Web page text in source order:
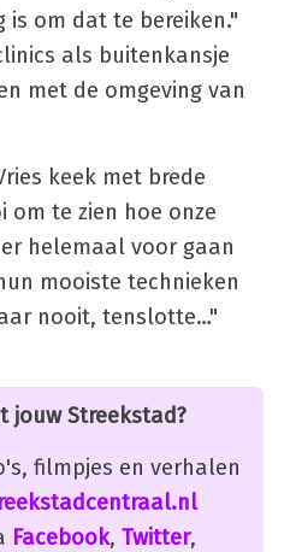
is om dat te bereiken."
als buitenkansje
met de omgeving van
keek met brede
om te zien hoe onze
helemaal voor gaan
mooiste technieken
nooit, tenslotte…"
jouw Streekstad?
filmpjes en verhalen
Facebook, Twitter,